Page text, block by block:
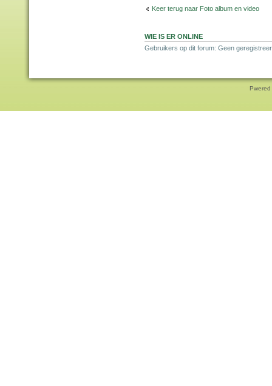
Keer terug naar Foto album en video
WIE IS ER ONLINE
Gebruikers op dit forum: Geen